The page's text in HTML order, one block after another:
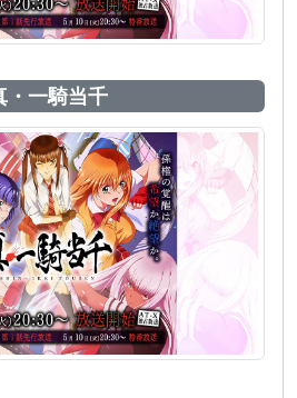
・一騎当千